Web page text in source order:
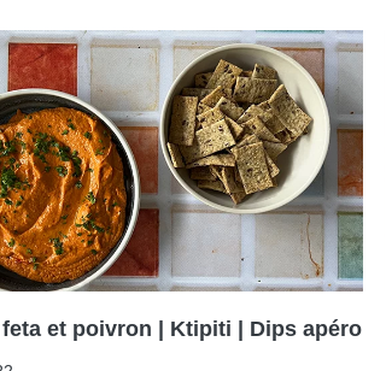
et poivron | Ktipiti | Dips apéro